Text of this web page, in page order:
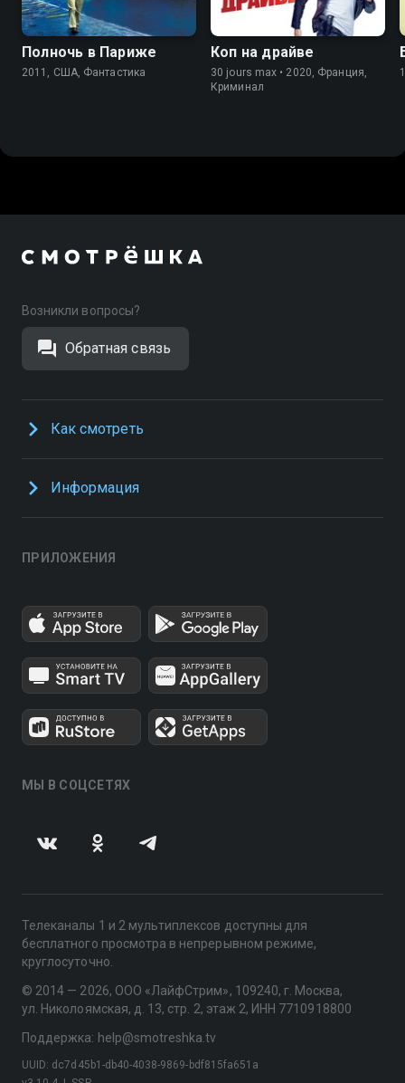
Полночь в Париже
2011, США, Фантастика
Коп на драйве
30 jours max • 2020, Франция,
Криминал
Возникли вопросы?
Обратная связь
Как смотреть
Информация
ПРИЛОЖЕНИЯ
МЫ В СОЦСЕТЯХ
Телеканалы 1 и 2 мультиплексов доступны для
бесплатного просмотра в непрерывном режиме,
круглосуточно.
© 2014 — 2026, ООО «ЛайфСтрим», 109240, г. Москва,
ул. Николоямская, д. 13, стр. 2, этаж 2, ИНН 7710918800
Поддержка: help@smotreshka.tv
UUID: dc7d45b1-db40-4038-9869-bdf815fa651a